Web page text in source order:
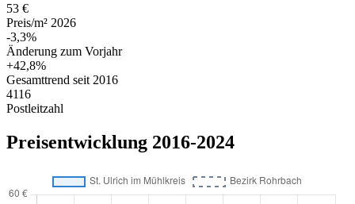
53 €
Preis/m² 2026
-3,3%
Änderung zum Vorjahr
+42,8%
Gesamttrend seit 2016
4116
Postleitzahl
Preisentwicklung 2016-2024